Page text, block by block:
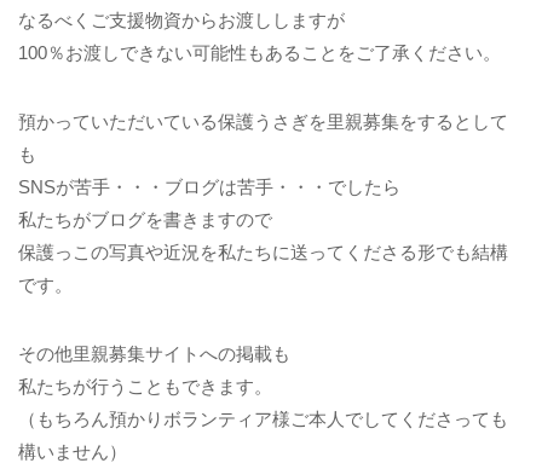
なるべくご支援物資からお渡ししますが
100％お渡しできない可能性もあることをご了承ください。
預かっていただいている保護うさぎを里親募集をするとして
も
SNSが苦手・・・ブログは苦手・・・でしたら
私たちがブログを書きますので
保護っこの写真や近況を私たちに送ってくださる形でも結構
です。
その他里親募集サイトへの掲載も
私たちが行うこともできます。
（もちろん預かりボランティア様ご本人でしてくださっても
構いません）